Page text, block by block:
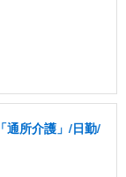
通所介護」/日勤/